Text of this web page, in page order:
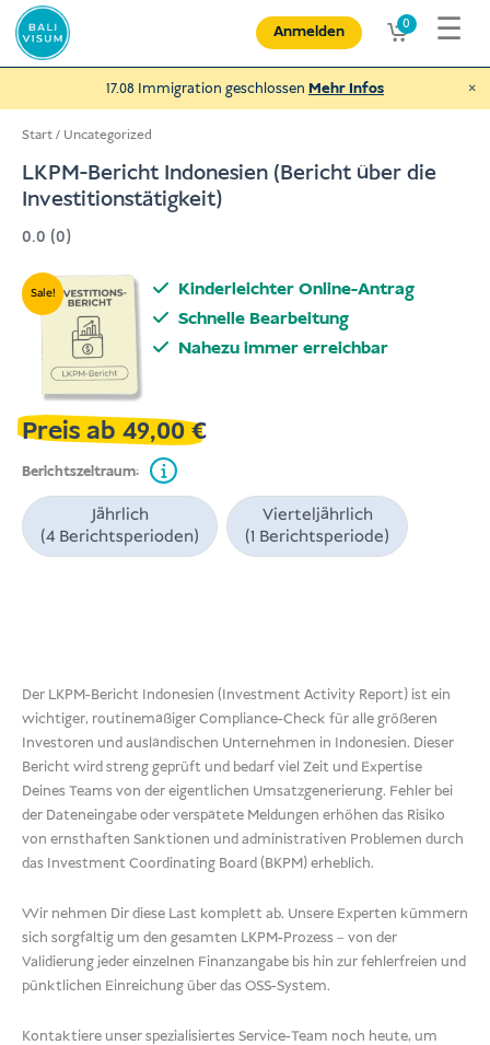
Zum
Inhalt
springen
Anmelden 0 ☰
17.08 Immigration geschlossen Mehr Infos ×
Start/ Uncategorized
LKPM-Bericht Indonesien (Bericht über die
Investitionstätigkeit)
0.0 (0)
Sale!
Kinderleichter Online-Antrag
Schnelle Bearbeitung
Nahezu immer erreichbar
Preis ab 49,00€
Berichtszeitraum:
Jährlich
(4 Berichtsperioden)
Vierteljährlich
(1 Berichtsperiode)
Der LKPM-Bericht Indonesien (Investment Activity Report) ist ein
wichtiger, routinemäßiger Compliance-Check für alle größeren
Investoren und ausländischen Unternehmen in Indonesien. Dieser
Bericht wird streng geprüft und bedarf viel Zeit und Expertise
Deines Teams von der eigentlichen Umsatzgenerierung. Fehler bei
der Dateneingabe oder verspätete Meldungen erhöhen das Risiko
von ernsthaften Sanktionen und administrativen Problemen durch
das Investment Coordinating Board (BKPM) erheblich.
Wir nehmen Dir diese Last komplett ab. Unsere Experten kümmern
sich sorgfältig um den gesamten LKPM-Prozess – von der
Validierung jeder einzelnen Finanzangabe bis hin zur fehlerfreien und
pünktlichen Einreichung über das OSS-System.
Kontaktiere unser spezialisiertes Service-Team noch heute, um
€ Spenden